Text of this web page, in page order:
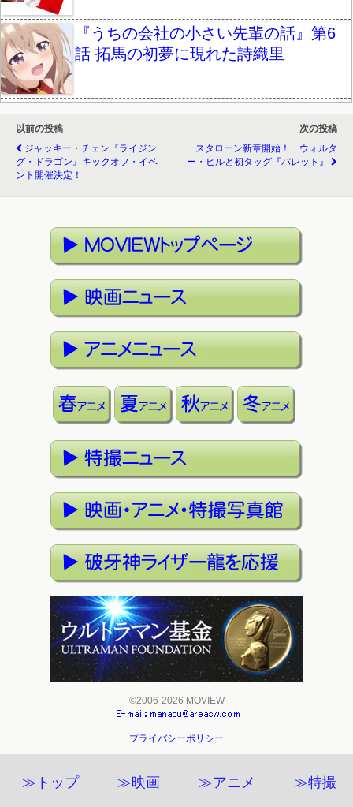
『うちの会社の小さい先輩の話』第6
話 拓馬の初夢に現れた詩織里
以前の投稿
ジャッキー・チェン『ライジン
グ・ドラゴン』キックオフ・イベ
ント開催決定！
次の投稿
スタローン新章開始！ ウォルタ
ー・ヒルと初タッグ『バレット』
©2006-2026 MOVIEW
プライバシーポリシー
≫トップ ≫映画 ≫アニメ ≫特撮